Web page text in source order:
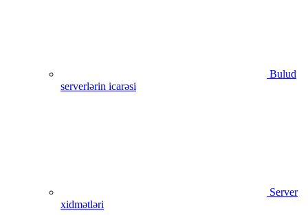
Bulud
serverlərin icarəsi
Server
xidmətləri